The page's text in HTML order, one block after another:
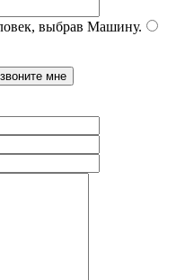
выбрав Машину.